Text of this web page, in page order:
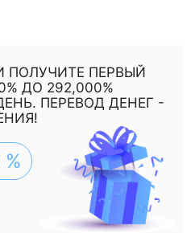
ПОЛУЧИТЕ ПЕРВЫЙ
ДО 292,000%
ПЕРЕВОД ДЕНЕГ -